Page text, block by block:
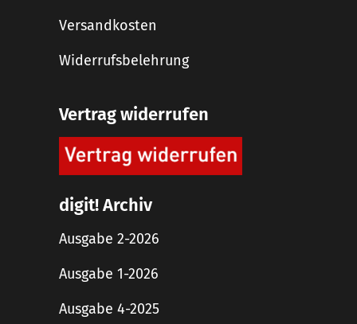
Versandkosten
Widerrufsbelehrung
Vertrag widerrufen
digit! Archiv
Ausgabe 2-2026
Ausgabe 1-2026
Ausgabe 4-2025